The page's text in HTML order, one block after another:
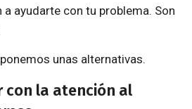
a ayudarte con tu problema. Son
unas alternativas.
con la atención al